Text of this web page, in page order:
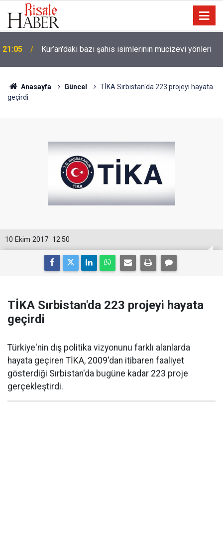
20:02
kin kustu
Anasayfa Güncel
TİKA Sırbistan'da 223 projeyi hayata
geçirdi
12:50
10 Ekim 2017
TİKA Sırbistan'da 223 projeyi hayata
geçirdi
Türkiye'nin dış politika vizyonunu farklı alanlarda
hayata geçiren TİKA, 2009'dan itibaren faaliyet
gösterdiği Sırbistan'da bugüne kadar 223 proje
gerçekleştirdi.